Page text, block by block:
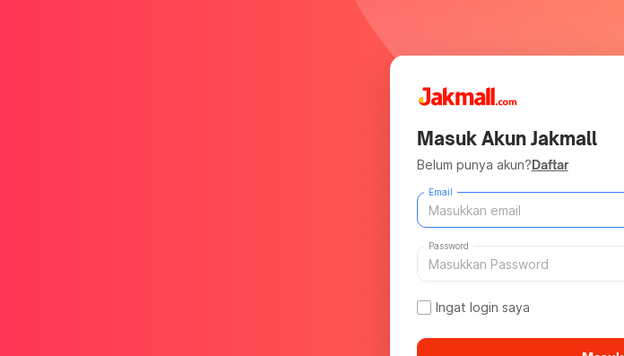
Masuk Akun Jakmall
Belum punya akun?Daftar
Email
Password
Ingat login saya